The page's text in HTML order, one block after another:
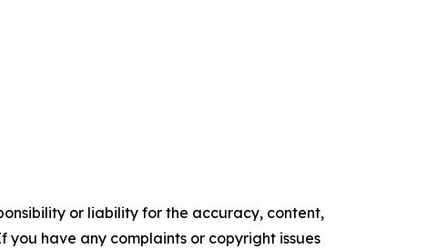
or liability for the accuracy, content,
have any complaints or copyright issues